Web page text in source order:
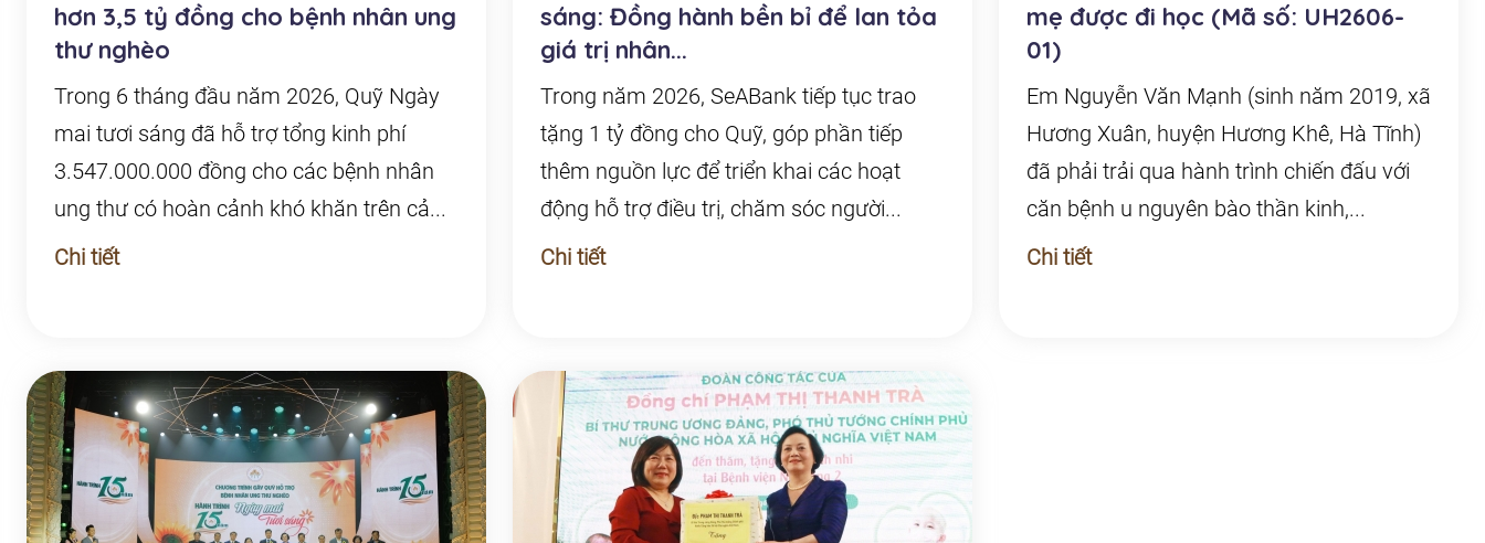
hơn 3,5 tỷ đồng cho bệnh nhân ung
thư nghèo
Trong 6 tháng đầu năm 2026, Quỹ Ngày
mai tươi sáng đã hỗ trợ tổng kinh phí
3.547.000.000 đồng cho các bệnh nhân
ung thư có hoàn cảnh khó khăn trên cả...
Chi tiết
sáng: Đồng hành bền bỉ để lan tỏa
giá trị nhân...
Trong năm 2026, SeABank tiếp tục trao
tặng 1 tỷ đồng cho Quỹ, góp phần tiếp
thêm nguồn lực để triển khai các hoạt
động hỗ trợ điều trị, chăm sóc người...
Chi tiết
mẹ được đi học (Mã số: UH2606-
01)
Em Nguyễn Văn Mạnh (sinh năm 2019, xã
Hương Xuân, huyện Hương Khê, Hà Tĩnh)
đã phải trải qua hành trình chiến đấu với
căn bệnh u nguyên bào thần kinh,...
Chi tiết